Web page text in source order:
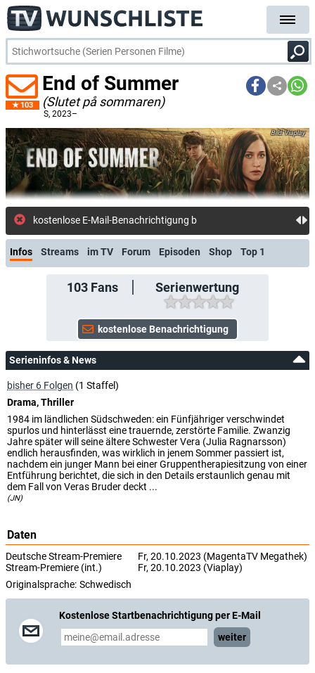
103
End of Summer
(Slutet på sommaren)
S, 2023–
Viaplay
kostenlose E-Mail-Benachrichtigung bei Streaming
Infos Streams im TV Forum Episoden Shop Top 1
103Fans Serienwertung
Serieninfos & News
bisher 6 Folgen (1 Staffel)
Drama, Thriller
1984 im ländlichen Südschweden: ein Fünfjähriger verschwindet
spurlos und hinterlässt eine trauernde, zerstörte Familie. Zwanzig
Jahre später will seine ältere Schwester Vera (Julia Ragnarsson)
endlich herausfinden, was wirklich in jenem Sommer passiert ist,
nachdem ein junger Mann bei einer Gruppentherapiesitzung von einer
Entführung berichtet, die sich in den Details erstaunlich genau mit
dem Fall von Veras Bruder deckt ...
(JN)
Daten
Deutsche Stream-Premiere
Fr, 20.10.2023 (MagentaTV Megathek)
Stream-Premiere (int.)
Fr, 20.10.2023 (Viaplay)
Originalsprache: Schwedisch
Kostenlose Startbenachrichtigung per E-Mail
weiter